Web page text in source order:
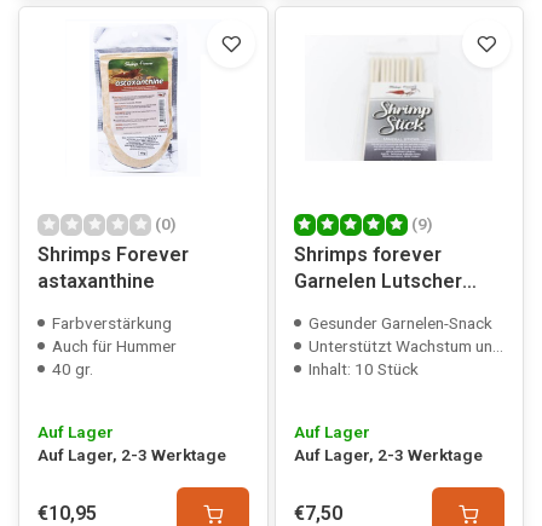
(0)
Shrimps Forever
astaxanthine
Farbverstärkung
Auch für Hummer
40 gr.
Auf Lager
Auf Lager, 2-3 Werktage
€10,95
(9)
Shrimps forever
Garnelen Lutscher
Gesunder Garnelen-Snack
Unterstützt Wachstum und Gesundheit
Inhalt: 10 Stück
Auf Lager
Auf Lager, 2-3 Werktage
€7,50